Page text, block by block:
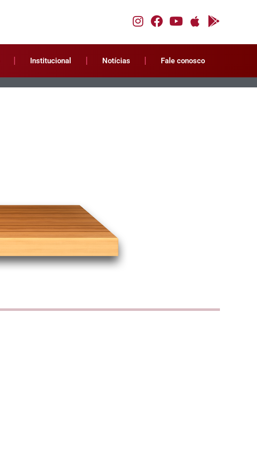
Institucional Notícias Fale conosco